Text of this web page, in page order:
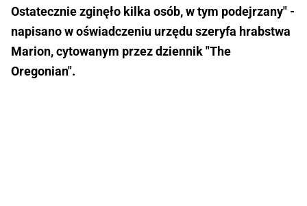
Ostatecznie zginęło kilka osób, w tym podejrzany" -
napisano w oświadczeniu urzędu szeryfa hrabstwa
Marion, cytowanym przez dziennik "The
Oregonian".